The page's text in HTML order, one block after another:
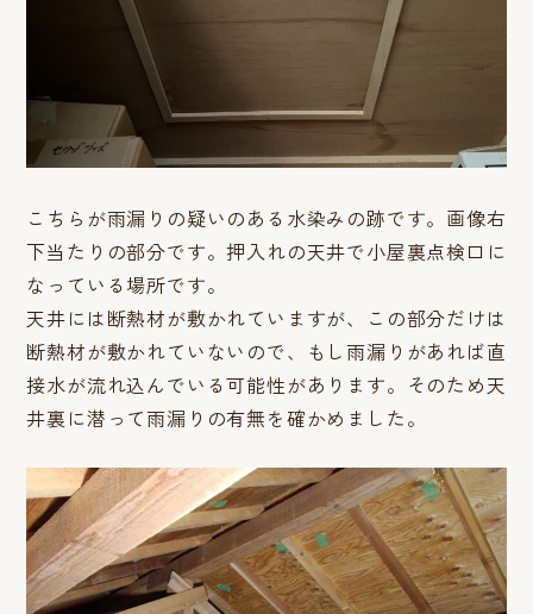
こちらが雨漏りの疑いのある水染みの跡です。画像右
下当たりの部分です。押入れの天井で小屋裏点検口に
なっている場所です。
天井には断熱材が敷かれていますが、この部分だけは
断熱材が敷かれていないので、もし雨漏りがあれば直
接水が流れ込んでいる可能性があります。そのため天
井裏に潜って雨漏りの有無を確かめました。